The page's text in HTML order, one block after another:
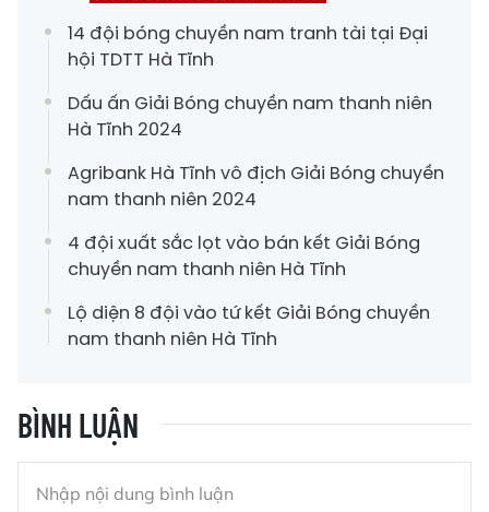
14 đội bóng chuyền nam tranh tài tại Đại
hội TDTT Hà Tĩnh
Dấu ấn Giải Bóng chuyền nam thanh niên
Hà Tĩnh 2024
Agribank Hà Tĩnh vô địch Giải Bóng chuyền
nam thanh niên 2024
4 đội xuất sắc lọt vào bán kết Giải Bóng
chuyền nam thanh niên Hà Tĩnh
Lộ diện 8 đội vào tứ kết Giải Bóng chuyền
nam thanh niên Hà Tĩnh
BÌNH LUẬN